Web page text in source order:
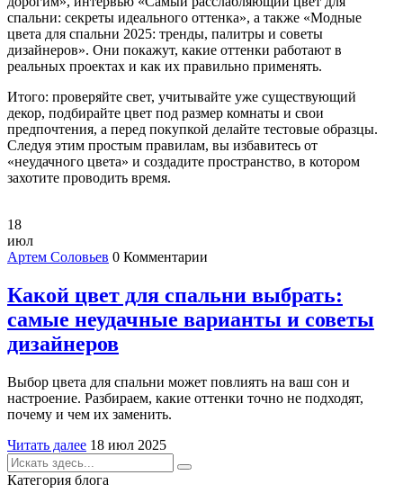
спальни: секреты идеального оттенка», а также «Модные
цвета для спальни 2025: тренды, палитры и советы
дизайнеров». Они покажут, какие оттенки работают в
реальных проектах и как их правильно применять.
Итого: проверяйте свет, учитывайте уже существующий
декор, подбирайте цвет под размер комнаты и свои
предпочтения, а перед покупкой делайте тестовые образцы.
Следуя этим простым правилам, вы избавитесь от
«неудачного цвета» и создадите пространство, в котором
захотите проводить время.
18
июл
Артем Соловьев 0 Комментарии
Какой цвет для спальни выбрать:
самые неудачные варианты и советы
дизайнеров
Выбор цвета для спальни может повлиять на ваш сон и
настроение. Разбираем, какие оттенки точно не подходят,
почему и чем их заменить.
Читать далее 18 июл 2025
Категория блога